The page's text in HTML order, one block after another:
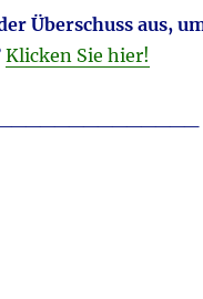
Überschuss aus,
Klicken Sie hier!